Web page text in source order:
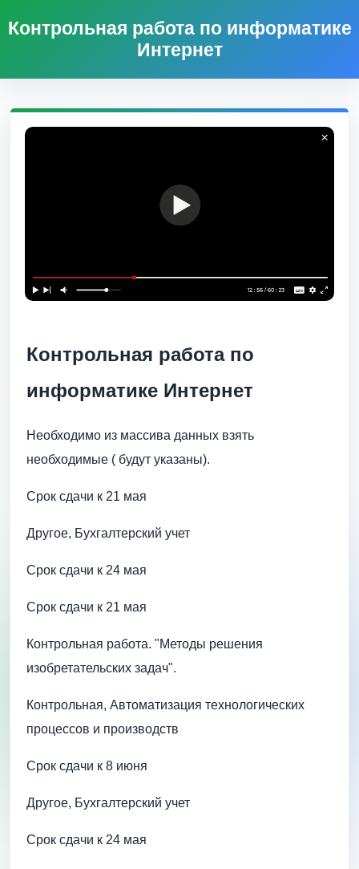
Контрольная работа по информатике
Интернет
Контрольная работа по
информатике Интернет
Необходимо из массива данных взять
необходимые ( будут указаны).
Срок сдачи к 21 мая
Другое, Бухгалтерский учет
Срок сдачи к 24 мая
Срок сдачи к 21 мая
Контрольная работа. "Методы решения
изобретательских задач".
Контрольная, Автоматизация технологических
процессов и производств
Срок сдачи к 8 июня
Другое, Бухгалтерский учет
Срок сдачи к 24 мая